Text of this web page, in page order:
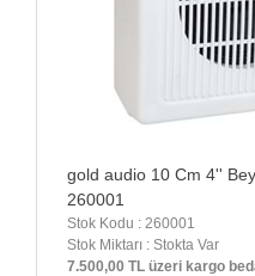
gold audio 10 Cm 4''
260001
Stok Kodu : 260001
Stok Miktarı : Stokta Var
7.500,00 TL üzeri kargo